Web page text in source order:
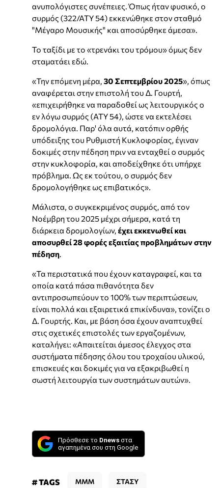
ανυπολόγιστες συνέπειες. Όπως ήταν φυσικό, ο
συρμός (322/ΑΤΥ 54) εκκενώθηκε στον σταθμό
"Μέγαρο Μουσικής" και αποσύρθηκε άμεσα».
Το ταξίδι με το «τρενάκι του τρόμου» όμως δεν
σταματάει εδώ.
«Την επόμενη μέρα, 30 Σεπτεμβρίου 2025», όπως
αναφέρεται στην επιστολή του Δ. Γουρτή,
«επιχειρήθηκε να παραδοθεί ως λειτουργικός ο
εν λόγω συρμός (ΑΤΥ 54), ώστε να εκτελέσει
δρομολόγια. Παρ' όλα αυτά, κατόπιν ορθής
υπόδειξης του Ρυθμιστή Κυκλοφορίας, έγιναν
δοκιμές στην πέδηση πριν να ενταχθεί ο συρμός
στην κυκλοφορία, και αποδείχθηκε ότι υπήρχε
πρόβλημα. Ως εκ τούτου, ο συρμός δεν
δρομολογήθηκε ως επιβατικός».
Μάλιστα, ο συγκεκριμένος συρμός, από τον
Νοέμβρη του 2025 μέχρι σήμερα, κατά τη
διάρκεια δρομολογίων, έχει εκκενωθεί και
αποσυρθεί 28 φορές εξαιτίας προβλημάτων στην
πέδηση.
«Τα περιστατικά που έχουν καταγραφεί, και τα
οποία κατά πάσα πιθανότητα δεν
αντιπροσωπεύουν το 100% των περιπτώσεων,
είναι πολλά και εξαιρετικά επικίνδυνα», τονίζει ο
Δ. Γουρτής. Και, με βάση όσα έχουν αναπτυχθεί
στις σχετικές επιστολές των εργαζομένων,
καταλήγει: «Απαιτείται άμεσος έλεγχος στα
συστήματα πέδησης όλου του τροχαίου υλικού,
επισκευές και δοκιμές για να εξακριβωθεί η
σωστή λειτουργία των συστημάτων αυτών».
Πρόσθεσε το Dnews στα
αγαπημένα σου στη Google
# TAGS ΜΜΜ ΣΤΑΣΥ